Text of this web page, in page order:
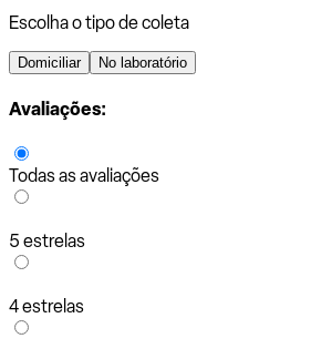
Escolha o tipo de coleta
Domiciliar No laboratório
Avaliações:
Todas as avaliações
5 estrelas
4 estrelas